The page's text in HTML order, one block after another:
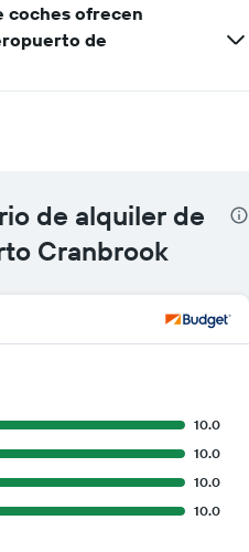
coches ofrecen
de
de alquiler de
Cranbrook
10.0
10.0
10.0
10.0